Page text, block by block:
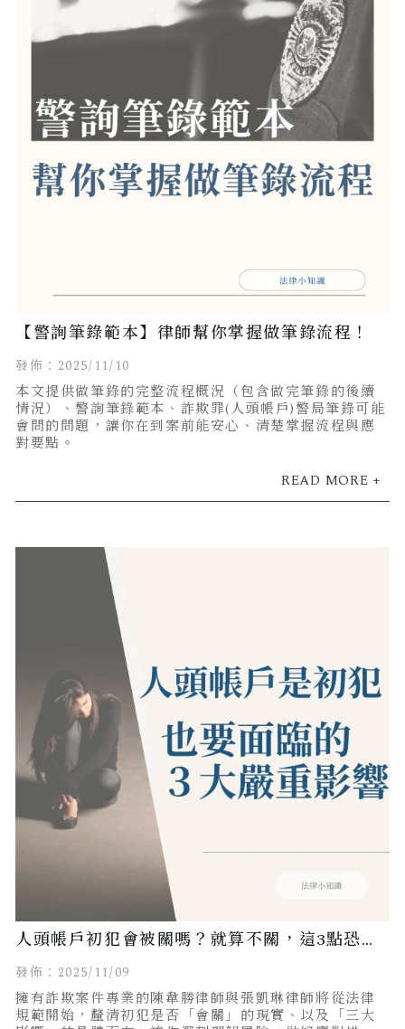
【警詢筆錄範本】律師幫你掌握做筆錄流程！
發佈：2025/11/10
本文提供做筆錄的完整流程概況（包含做完筆錄的後續
情況）、警詢筆錄範本、詐欺罪(人頭帳戶)警局筆錄可能
會問的問題，讓你在到案前能安心、清楚掌握流程與應
對要點。
人頭帳戶初犯會被關嗎？就算不關，這3點恐嚴
重影響生活！
發佈：2025/11/09
擁有詐欺案件專業的陳韋勝律師與張凱琳律師將從法律
規範開始，釐清初犯是否「會關」的現實、以及「三大